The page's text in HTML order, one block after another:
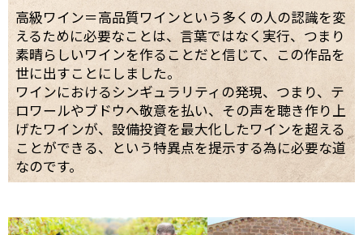
高級ワイン＝高品質ワインという多くの人の認識を変
えるために必要なことは、言葉ではなく実行、つまり
素晴らしいワインを作ることだと信じて、この作品を
世に出すことにしました。
ワインにおけるシンギュラリティの発現、つまり、テ
ロワールやブドウへ敬意を払い、その声を聴き作り上
げたワインが、設備投資を最大化したワインを超える
ことができる、という特異点を提示する為に必要な道
なのです。